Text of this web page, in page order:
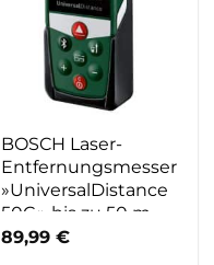
BOSCH Laser-
Entfernungsmesser
»UniversalDistance
50C«, bis zu 50 m –
gruen
89,99€